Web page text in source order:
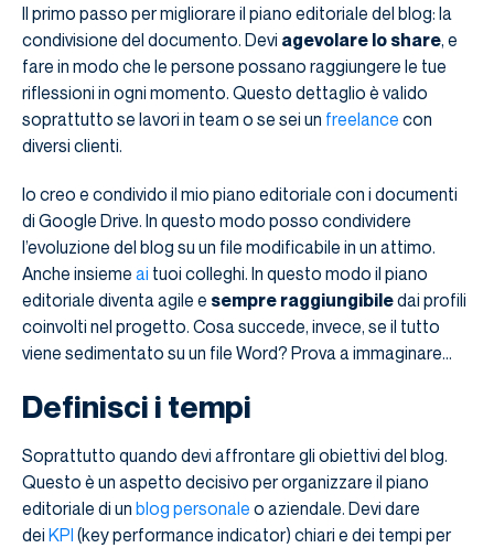
Il primo passo per migliorare il piano editoriale del blog: la
condivisione del documento. Devi agevolare lo share, e
fare in modo che le persone possano raggiungere le tue
riflessioni in ogni momento. Questo dettaglio è valido
soprattutto se lavori in team o se sei un freelance con
diversi clienti.
Io creo e condivido il mio piano editoriale con i documenti
di Google Drive. In questo modo posso condividere
l’evoluzione del blog su un file modificabile in un attimo.
Anche insieme ai tuoi colleghi. In questo modo il piano
editoriale diventa agile e sempre raggiungibiledai profili
coinvolti nel progetto. Cosa succede, invece, se il tutto
viene sedimentato su un file Word? Prova a immaginare…
Definisci i tempi
Soprattutto quando devi affrontare gli obiettivi del blog.
Questo è un aspetto decisivo per organizzare il piano
editoriale di un blog personale o aziendale. Devi dare
dei KPI (key performance indicator) chiari e dei tempi per